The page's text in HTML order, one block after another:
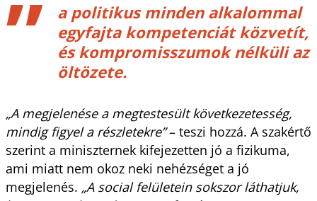
a politikus minden alkalommal
egyfajta kompetenciát közvetít,
és kompromisszumok nélküli az
öltözete.
„A megjelenése a megtestesült következetesség,
mindig figyel a részletekre”– teszi hozzá. A szakértő
szerint a miniszternek kifejezetten jó a fizikuma,
ami miatt nem okoz neki nehézséget a jó
megjelenés. „A social felületein sokszor láthatjuk,